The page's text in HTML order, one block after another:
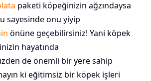
paketi köpeğinizin ağzındaysa
sayesinde onu yiyip
önüne geçebilirsiniz! Yani köpek
hayatında
de önemli bir yere sahip
ki eğitimsiz bir köpek işleri